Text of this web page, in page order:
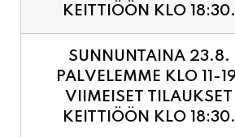
PALVELEMME KLO 11-19,
VIIMEISET TILAUKSET
KEITTIÖÖN KLO 18:30.
SUNNUNTAINA 30.8.
PALVELEMME KLO 11-19,